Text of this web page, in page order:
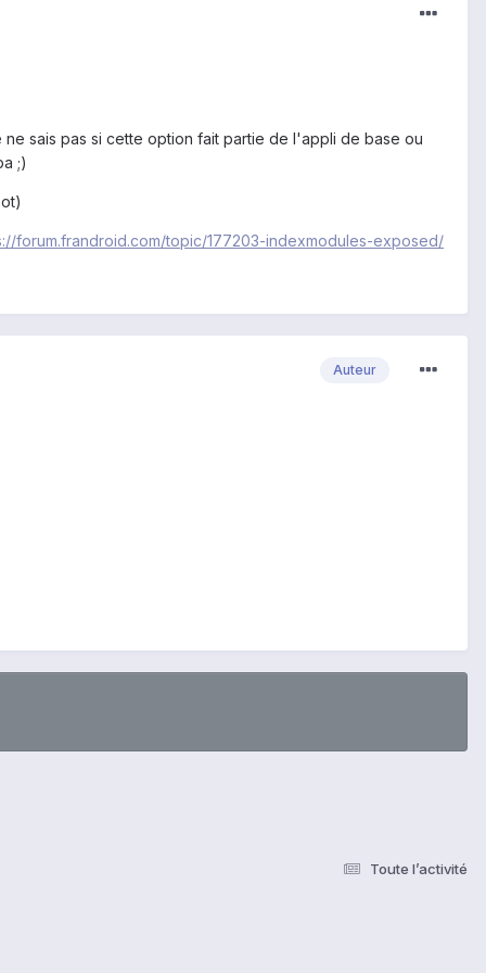
sais pas si cette option fait partie de l'appli de base ou
;)
forum.frandroid.com/topic/177203-indexmodules-exposed/
Auteur
Toute l’activité